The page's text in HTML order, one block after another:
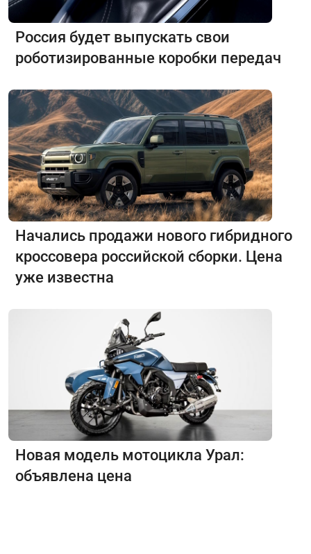
Россия будет выпускать свои
роботизированные коробки передач
Начались продажи нового гибридного
кроссовера российской сборки. Цена
уже известна
Новая модель мотоцикла Урал:
объявлена цена